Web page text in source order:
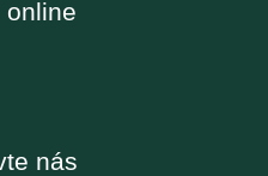
online
nás